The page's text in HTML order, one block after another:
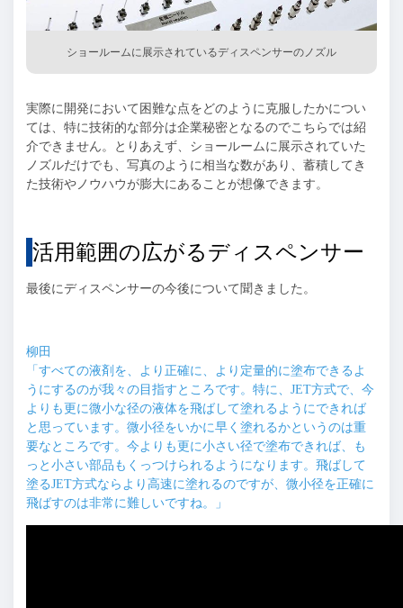
ショールームに展示されているディスペンサーのノズル
実際に開発において困難な点をどのように克服したかについ
ては、特に技術的な部分は企業秘密となるのでこちらでは紹
介できません。とりあえず、ショールームに展示されていた
ノズルだけでも、写真のように相当な数があり、蓄積してき
た技術やノウハウが膨大にあることが想像できます。
活用範囲の広がるディスペンサー
最後にディスペンサーの今後について聞きました。
柳田
「すべての液剤を、より正確に、より定量的に塗布できるよ
うにするのが我々の目指すところです。特に、JET方式で、今
よりも更に微小な径の液体を飛ばして塗れるようにできれば
と思っています。微小径をいかに早く塗れるかというのは重
要なところです。今よりも更に小さい径で塗布できれば、も
っと小さい部品もくっつけられるようになります。飛ばして
塗るJET方式ならより高速に塗れるのですが、微小径を正確に
飛ばすのは非常に難しいですね。」